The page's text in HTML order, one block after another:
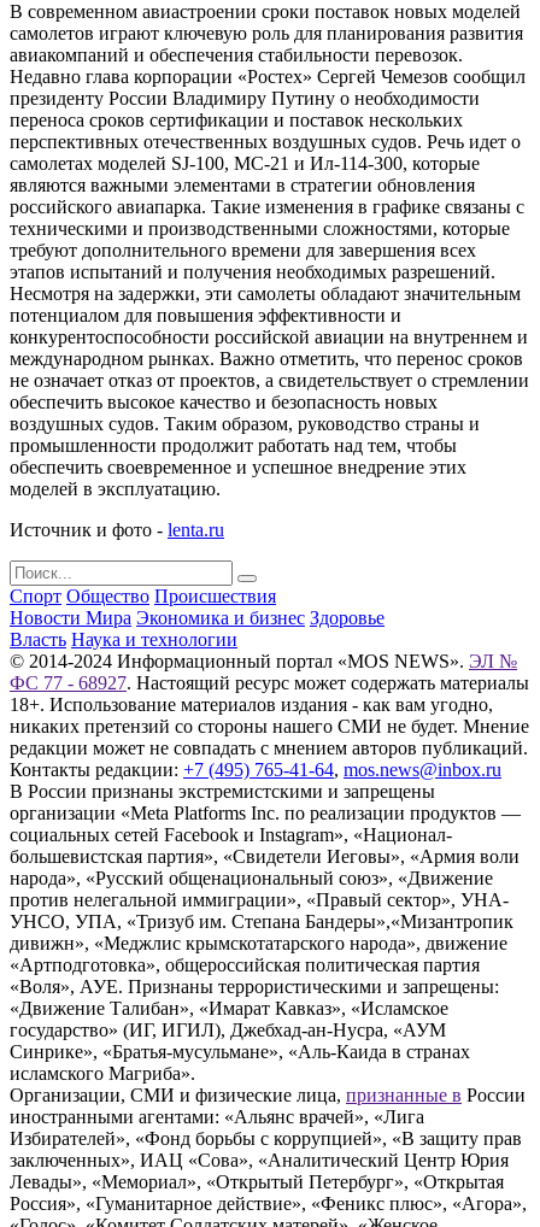
В современном авиастроении сроки поставок новых моделей
самолетов играют ключевую роль для планирования развития
авиакомпаний и обеспечения стабильности перевозок.
Недавно глава корпорации «Ростех» Сергей Чемезов сообщил
президенту России Владимиру Путину о необходимости
переноса сроков сертификации и поставок нескольких
перспективных отечественных воздушных судов. Речь идет о
самолетах моделей SJ-100, МС-21 и Ил-114-300, которые
являются важными элементами в стратегии обновления
российского авиапарка. Такие изменения в графике связаны с
техническими и производственными сложностями, которые
требуют дополнительного времени для завершения всех
этапов испытаний и получения необходимых разрешений.
Несмотря на задержки, эти самолеты обладают значительным
потенциалом для повышения эффективности и
конкурентоспособности российской авиации на внутреннем и
международном рынках. Важно отметить, что перенос сроков
не означает отказ от проектов, а свидетельствует о стремлении
обеспечить высокое качество и безопасность новых
воздушных судов. Таким образом, руководство страны и
промышленности продолжит работать над тем, чтобы
обеспечить своевременное и успешное внедрение этих
моделей в эксплуатацию.
Источник и фото - lenta.ru
Спорт Общество Происшествия
Новости Мира Экономика и бизнес Здоровье
Власть Наука и технологии
© 2014-2024 Информационный портал «MOS NEWS». ЭЛ №
ФС 77 - 68927. Настоящий ресурс может содержать материалы
18+. Использование материалов издания - как вам угодно,
никаких претензий со стороны нашего СМИ не будет. Мнение
редакции может не совпадать с мнением авторов публикаций.
Контакты редакции: +7 (495) 765-41-64, mos.news@inbox.ru
В России признаны экстремистскими и запрещены
организации «Meta Platforms Inc. по реализации продуктов —
социальных сетей Facebook и Instagram», «Национал-
большевистская партия», «Свидетели Иеговы», «Армия воли
народа», «Русский общенациональный союз», «Движение
против нелегальной иммиграции», «Правый сектор», УНА-
УНСО, УПА, «Тризуб им. Степана Бандеры»,«Мизантропик
дивижн», «Меджлис крымскотатарского народа», движение
«Артподготовка», общероссийская политическая партия
«Воля», АУЕ. Признаны террористическими и запрещены:
«Движение Талибан», «Имарат Кавказ», «Исламское
государство» (ИГ, ИГИЛ), Джебхад-ан-Нусра, «АУМ
Синрике», «Братья-мусульмане», «Аль-Каида в странах
исламского Магриба».
Организации, СМИ и физические лица, признанные в России
иностранными агентами: «Альянс врачей», «Лига
Избирателей», «Фонд борьбы с коррупцией», «В защиту прав
заключенных», ИАЦ «Сова», «Аналитический Центр Юрия
Левады», «Мемориал», «Открытый Петербург», «Открытая
Россия», «Гуманитарное действие», «Феникс плюс», «Агора»,